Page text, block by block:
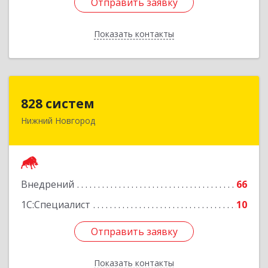
Показать контакты
Назад
828 систем
Нижний Новгород
Внедрений
66
1С:Специалист
10
Отправить заявку
Показать контакты
603006, Нижегородская обл, Нижний Новгород
Отправить заявку
Назад